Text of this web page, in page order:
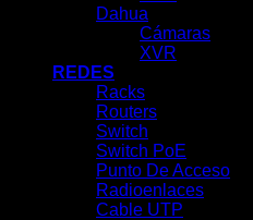
Dahua
Cámaras
XVR
REDES
Racks
Routers
Switch
Switch PoE
Punto De Acceso
Radioenlaces
Cable UTP